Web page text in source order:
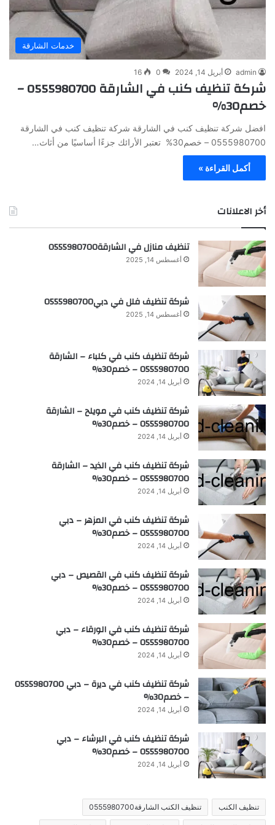
خدمات الشارقة
admin أبريل 14, 2024 0
16
شركة تنظيف كنب في الشارقة 0555980700 –
خصم30%
افضل شركة تنظيف كنب في الشارقة شركة تنظيف كنب في الشارقة
0555980700 – خصم30% تعتبر الأرائك جزءًا أساسيًا من أثاث…
أكمل القراءة »
أخر الاعلانات
تنظيف منازل في الشارقة0555980700
أغسطس 14, 2025
شركة تنظيف فلل في دبي0555980700
أغسطس 14, 2025
شركة تنظيف كنب في كلباء – الشارقة
0555980700 – خصم30%
أبريل 14, 2024
شركة تنظيف كنب في مويلح – الشارقة
0555980700 – خصم30%
أبريل 14, 2024
شركة تنظيف كنب في الذيد – الشارقة
0555980700 – خصم30%
أبريل 14, 2024
شركة تنظيف كنب في المزهر – دبي
0555980700 – خصم30%
أبريل 14, 2024
شركة تنظيف كنب في القصيص – دبي
0555980700 – خصم30%
أبريل 14, 2024
شركة تنظيف كنب في الورقاء – دبي
0555980700 – خصم30%
أبريل 14, 2024
شركة تنظيف كنب في ديرة – دبي 0555980700
– خصم30%
أبريل 14, 2024
شركة تنظيف كنب في البرشاء – دبي
0555980700 – خصم30%
أبريل 14, 2024
تنظيف الكنب تنظيف الكنب الشارقة0555980700